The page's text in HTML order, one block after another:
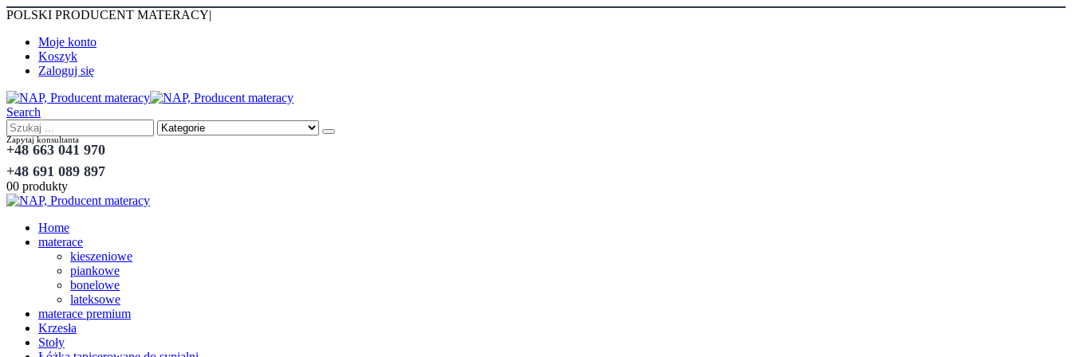
POLSKI PRODUCENT MATERACY|
Moje konto
Koszyk
Zaloguj się
Search
Zapytaj konsultanta
+48 663 041 970
+48 691 089 897
00 produkty
Home
materace
kieszeniowe
piankowe
bonelowe
lateksowe
materace premium
Krzesła
Stoły